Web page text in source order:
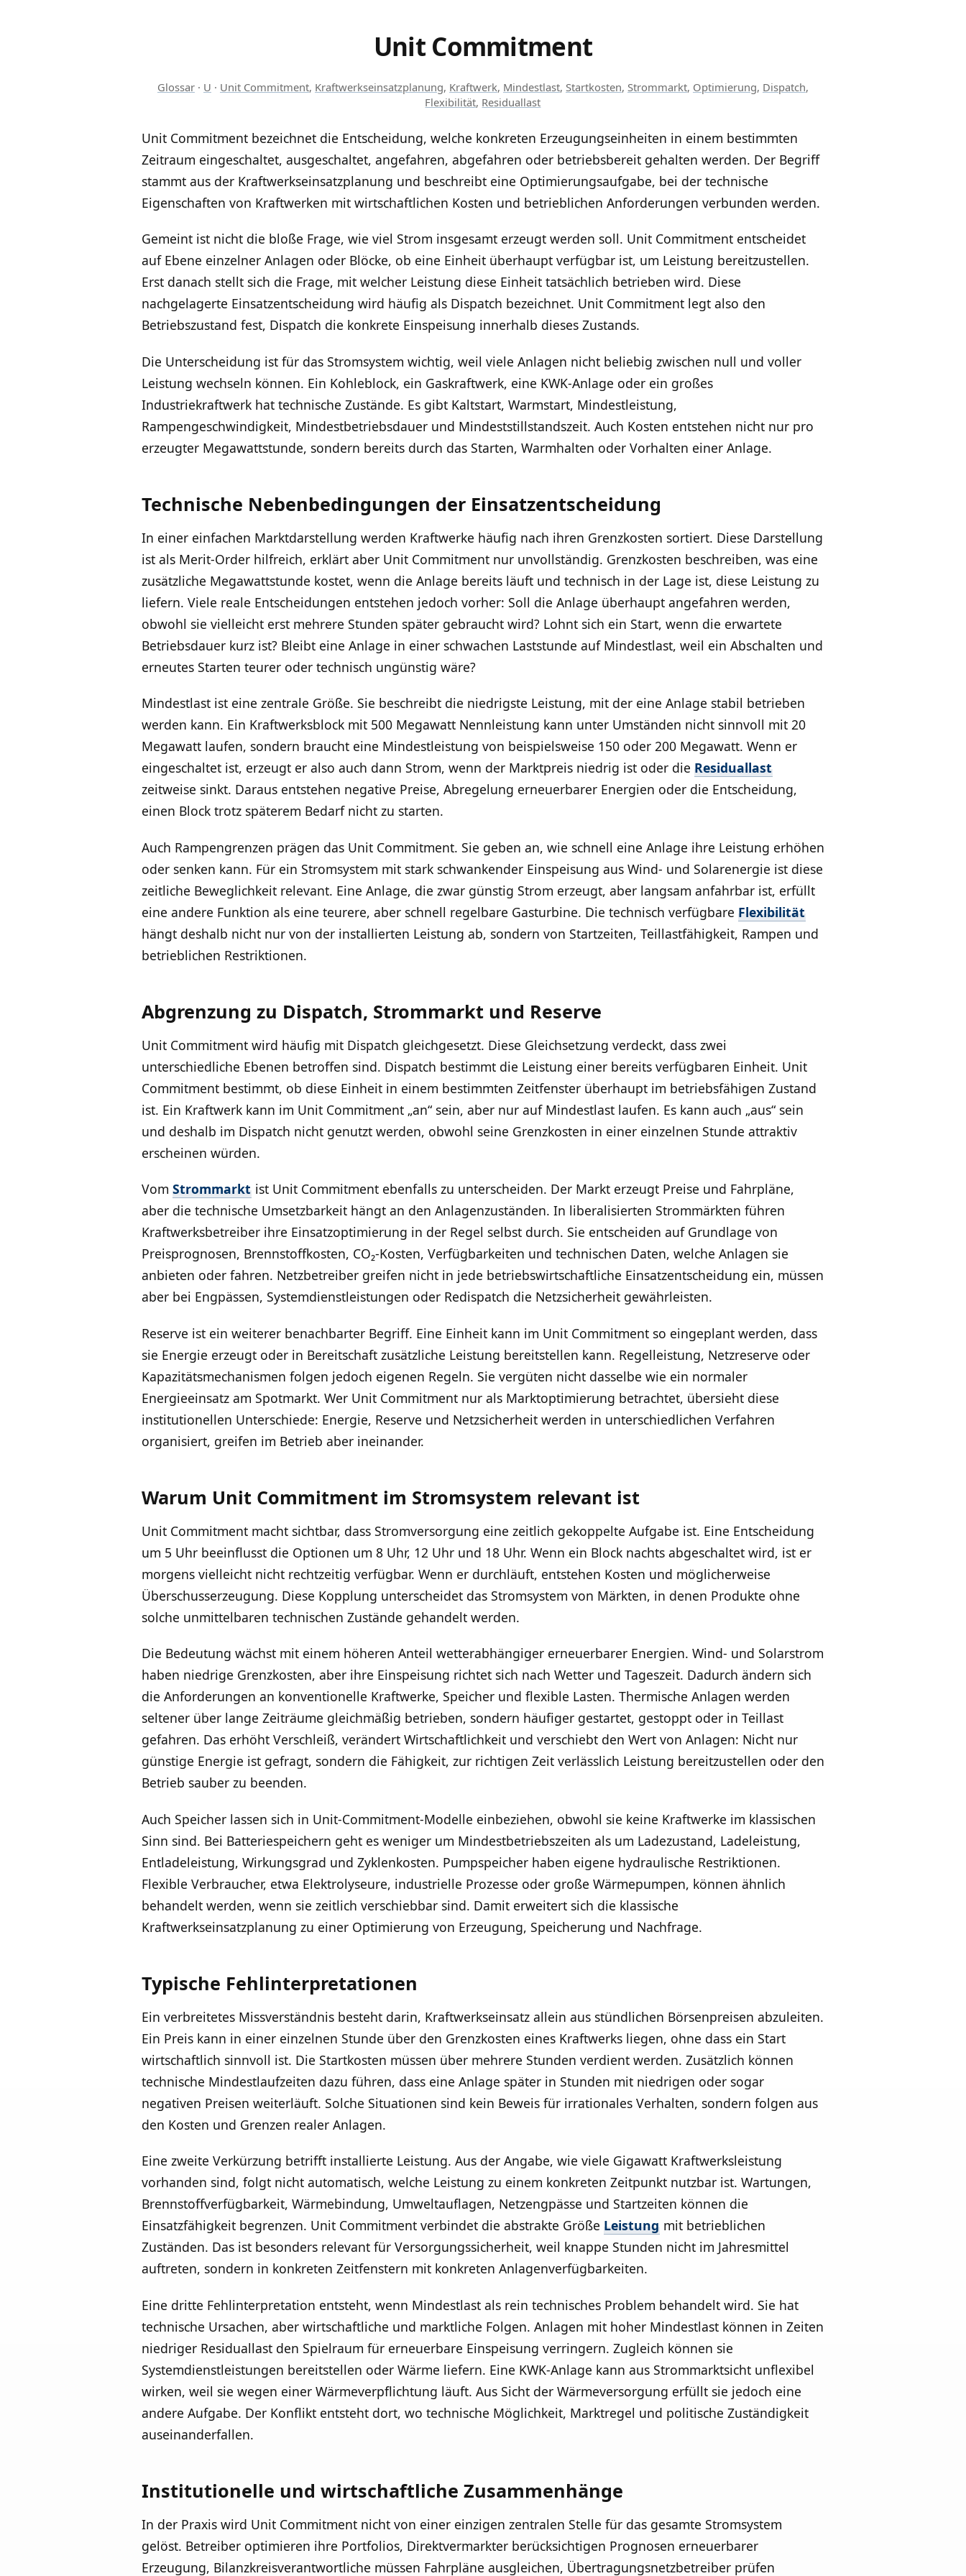
Unit Commitment
Glossar· U · Unit Commitment, Kraftwerkseinsatzplanung, Kraftwerk, Mindestlast, Startkosten, Strommarkt, Optimierung, Dispatch,
Flexibilität, Residuallast
Unit Commitment bezeichnet die Entscheidung, welche konkreten Erzeugungseinheiten in einem bestimmten
Zeitraum eingeschaltet, ausgeschaltet, angefahren, abgefahren oder betriebsbereit gehalten werden. Der Begriff
stammt aus der Kraftwerkseinsatzplanung und beschreibt eine Optimierungsaufgabe, bei der technische
Eigenschaften von Kraftwerken mit wirtschaftlichen Kosten und betrieblichen Anforderungen verbunden werden.
Gemeint ist nicht die bloße Frage, wie viel Strom insgesamt erzeugt werden soll. Unit Commitment entscheidet
auf Ebene einzelner Anlagen oder Blöcke, ob eine Einheit überhaupt verfügbar ist, um Leistung bereitzustellen.
Erst danach stellt sich die Frage, mit welcher Leistung diese Einheit tatsächlich betrieben wird. Diese
nachgelagerte Einsatzentscheidung wird häufig als Dispatch bezeichnet. Unit Commitment legt also den
Betriebszustand fest, Dispatch die konkrete Einspeisung innerhalb dieses Zustands.
Die Unterscheidung ist für das Stromsystem wichtig, weil viele Anlagen nicht beliebig zwischen null und voller
Leistung wechseln können. Ein Kohleblock, ein Gaskraftwerk, eine KWK-Anlage oder ein großes
Industriekraftwerk hat technische Zustände. Es gibt Kaltstart, Warmstart, Mindestleistung,
Rampengeschwindigkeit, Mindestbetriebsdauer und Mindeststillstandszeit. Auch Kosten entstehen nicht nur pro
erzeugter Megawattstunde, sondern bereits durch das Starten, Warmhalten oder Vorhalten einer Anlage.
Technische Nebenbedingungen der Einsatzentscheidung
In einer einfachen Marktdarstellung werden Kraftwerke häufig nach ihren Grenzkosten sortiert. Diese Darstellung
ist als Merit-Order hilfreich, erklärt aber Unit Commitment nur unvollständig. Grenzkosten beschreiben, was eine
zusätzliche Megawattstunde kostet, wenn die Anlage bereits läuft und technisch in der Lage ist, diese Leistung zu
liefern. Viele reale Entscheidungen entstehen jedoch vorher: Soll die Anlage überhaupt angefahren werden,
obwohl sie vielleicht erst mehrere Stunden später gebraucht wird? Lohnt sich ein Start, wenn die erwartete
Betriebsdauer kurz ist? Bleibt eine Anlage in einer schwachen Laststunde auf Mindestlast, weil ein Abschalten und
erneutes Starten teurer oder technisch ungünstig wäre?
Mindestlast ist eine zentrale Größe. Sie beschreibt die niedrigste Leistung, mit der eine Anlage stabil betrieben
werden kann. Ein Kraftwerksblock mit 500 Megawatt Nennleistung kann unter Umständen nicht sinnvoll mit 20
Megawatt laufen, sondern braucht eine Mindestleistung von beispielsweise 150 oder 200 Megawatt. Wenn er
eingeschaltet ist, erzeugt er also auch dann Strom, wenn der Marktpreis niedrig ist oder die Residuallast
zeitweise sinkt. Daraus entstehen negative Preise, Abregelung erneuerbarer Energien oder die Entscheidung,
einen Block trotz späterem Bedarf nicht zu starten.
Auch Rampengrenzen prägen das Unit Commitment. Sie geben an, wie schnell eine Anlage ihre Leistung erhöhen
oder senken kann. Für ein Stromsystem mit stark schwankender Einspeisung aus Wind- und Solarenergie ist diese
zeitliche Beweglichkeit relevant. Eine Anlage, die zwar günstig Strom erzeugt, aber langsam anfahrbar ist, erfüllt
eine andere Funktion als eine teurere, aber schnell regelbare Gasturbine. Die technisch verfügbare Flexibilität
hängt deshalb nicht nur von der installierten Leistung ab, sondern von Startzeiten, Teillastfähigkeit, Rampen und
betrieblichen Restriktionen.
Abgrenzung zu Dispatch, Strommarkt und Reserve
Unit Commitment wird häufig mit Dispatch gleichgesetzt. Diese Gleichsetzung verdeckt, dass zwei
unterschiedliche Ebenen betroffen sind. Dispatch bestimmt die Leistung einer bereits verfügbaren Einheit. Unit
Commitment bestimmt, ob diese Einheit in einem bestimmten Zeitfenster überhaupt im betriebsfähigen Zustand
ist. Ein Kraftwerk kann im Unit Commitment „an“ sein, aber nur auf Mindestlast laufen. Es kann auch „aus“ sein
und deshalb im Dispatch nicht genutzt werden, obwohl seine Grenzkosten in einer einzelnen Stunde attraktiv
erscheinen würden.
Vom Strommarkt ist Unit Commitment ebenfalls zu unterscheiden. Der Markt erzeugt Preise und Fahrpläne,
aber die technische Umsetzbarkeit hängt an den Anlagenzuständen. In liberalisierten Strommärkten führen
Kraftwerksbetreiber ihre Einsatzoptimierung in der Regel selbst durch. Sie entscheiden auf Grundlage von
Preisprognosen, Brennstoffkosten, CO₂-Kosten, Verfügbarkeiten und technischen Daten, welche Anlagen sie
anbieten oder fahren. Netzbetreiber greifen nicht in jede betriebswirtschaftliche Einsatzentscheidung ein, müssen
aber bei Engpässen, Systemdienstleistungen oder Redispatch die Netzsicherheit gewährleisten.
Reserve ist ein weiterer benachbarter Begriff. Eine Einheit kann im Unit Commitment so eingeplant werden, dass
sie Energie erzeugt oder in Bereitschaft zusätzliche Leistung bereitstellen kann. Regelleistung, Netzreserve oder
Kapazitätsmechanismen folgen jedoch eigenen Regeln. Sie vergüten nicht dasselbe wie ein normaler
Energieeinsatz am Spotmarkt. Wer Unit Commitment nur als Marktoptimierung betrachtet, übersieht diese
institutionellen Unterschiede: Energie, Reserve und Netzsicherheit werden in unterschiedlichen Verfahren
organisiert, greifen im Betrieb aber ineinander.
Warum Unit Commitment im Stromsystem relevant ist
Unit Commitment macht sichtbar, dass Stromversorgung eine zeitlich gekoppelte Aufgabe ist. Eine Entscheidung
um 5 Uhr beeinflusst die Optionen um 8 Uhr, 12 Uhr und 18 Uhr. Wenn ein Block nachts abgeschaltet wird, ist er
morgens vielleicht nicht rechtzeitig verfügbar. Wenn er durchläuft, entstehen Kosten und möglicherweise
Überschusserzeugung. Diese Kopplung unterscheidet das Stromsystem von Märkten, in denen Produkte ohne
solche unmittelbaren technischen Zustände gehandelt werden.
Die Bedeutung wächst mit einem höheren Anteil wetterabhängiger erneuerbarer Energien. Wind- und Solarstrom
haben niedrige Grenzkosten, aber ihre Einspeisung richtet sich nach Wetter und Tageszeit. Dadurch ändern sich
die Anforderungen an konventionelle Kraftwerke, Speicher und flexible Lasten. Thermische Anlagen werden
seltener über lange Zeiträume gleichmäßig betrieben, sondern häufiger gestartet, gestoppt oder in Teillast
gefahren. Das erhöht Verschleiß, verändert Wirtschaftlichkeit und verschiebt den Wert von Anlagen: Nicht nur
günstige Energie ist gefragt, sondern die Fähigkeit, zur richtigen Zeit verlässlich Leistung bereitzustellen oder den
Betrieb sauber zu beenden.
Auch Speicher lassen sich in Unit-Commitment-Modelle einbeziehen, obwohl sie keine Kraftwerke im klassischen
Sinn sind. Bei Batteriespeichern geht es weniger um Mindestbetriebszeiten als um Ladezustand, Ladeleistung,
Entladeleistung, Wirkungsgrad und Zyklenkosten. Pumpspeicher haben eigene hydraulische Restriktionen.
Flexible Verbraucher, etwa Elektrolyseure, industrielle Prozesse oder große Wärmepumpen, können ähnlich
behandelt werden, wenn sie zeitlich verschiebbar sind. Damit erweitert sich die klassische
Kraftwerkseinsatzplanung zu einer Optimierung von Erzeugung, Speicherung und Nachfrage.
Typische Fehlinterpretationen
Ein verbreitetes Missverständnis besteht darin, Kraftwerkseinsatz allein aus stündlichen Börsenpreisen abzuleiten.
Ein Preis kann in einer einzelnen Stunde über den Grenzkosten eines Kraftwerks liegen, ohne dass ein Start
wirtschaftlich sinnvoll ist. Die Startkosten müssen über mehrere Stunden verdient werden. Zusätzlich können
technische Mindestlaufzeiten dazu führen, dass eine Anlage später in Stunden mit niedrigen oder sogar
negativen Preisen weiterläuft. Solche Situationen sind kein Beweis für irrationales Verhalten, sondern folgen aus
den Kosten und Grenzen realer Anlagen.
Eine zweite Verkürzung betrifft installierte Leistung. Aus der Angabe, wie viele Gigawatt Kraftwerksleistung
vorhanden sind, folgt nicht automatisch, welche Leistung zu einem konkreten Zeitpunkt nutzbar ist. Wartungen,
Brennstoffverfügbarkeit, Wärmebindung, Umweltauflagen, Netzengpässe und Startzeiten können die
Einsatzfähigkeit begrenzen. Unit Commitment verbindet die abstrakte Größe Leistung mit betrieblichen
Zuständen. Das ist besonders relevant für Versorgungssicherheit, weil knappe Stunden nicht im Jahresmittel
auftreten, sondern in konkreten Zeitfenstern mit konkreten Anlagenverfügbarkeiten.
Eine dritte Fehlinterpretation entsteht, wenn Mindestlast als rein technisches Problem behandelt wird. Sie hat
technische Ursachen, aber wirtschaftliche und marktliche Folgen. Anlagen mit hoher Mindestlast können in Zeiten
niedriger Residuallast den Spielraum für erneuerbare Einspeisung verringern. Zugleich können sie
Systemdienstleistungen bereitstellen oder Wärme liefern. Eine KWK-Anlage kann aus Strommarktsicht unflexibel
wirken, weil sie wegen einer Wärmeverpflichtung läuft. Aus Sicht der Wärmeversorgung erfüllt sie jedoch eine
andere Aufgabe. Der Konflikt entsteht dort, wo technische Möglichkeit, Marktregel und politische Zuständigkeit
auseinanderfallen.
Institutionelle und wirtschaftliche Zusammenhänge
In der Praxis wird Unit Commitment nicht von einer einzigen zentralen Stelle für das gesamte Stromsystem
gelöst. Betreiber optimieren ihre Portfolios, Direktvermarkter berücksichtigen Prognosen erneuerbarer
Erzeugung, Bilanzkreisverantwortliche müssen Fahrpläne ausgleichen, Übertragungsnetzbetreiber prüfen